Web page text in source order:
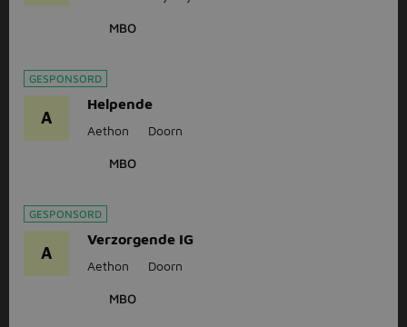
MBO
GESPONSORD
A
Helpende
Aethon Doorn
MBO
GESPONSORD
A
Verzorgende IG
Aethon Doorn
MBO